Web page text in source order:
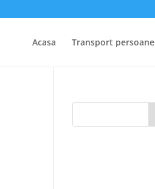
Acasa Transport persoane